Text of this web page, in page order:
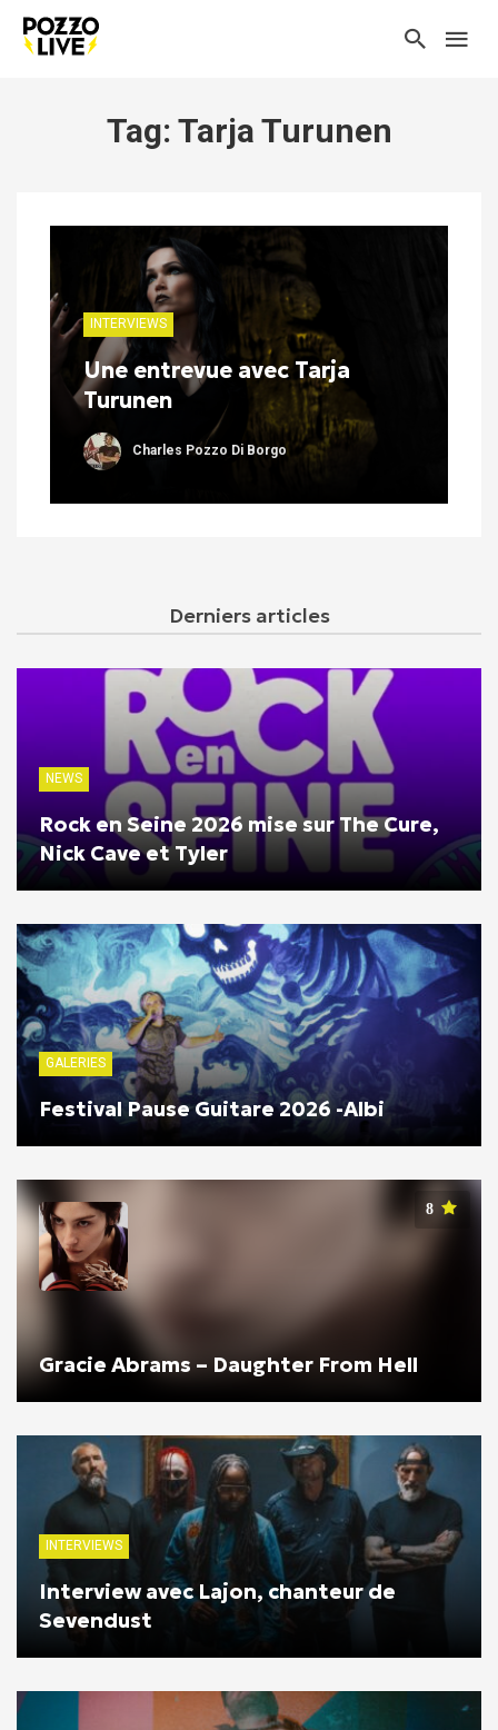
Tag: Tarja Turunen
INTERVIEWS
Une entrevue avec Tarja
Turunen
Charles Pozzo Di Borgo
Derniers articles
NEWS
Rock en Seine 2026 mise sur The Cure,
Nick Cave et Tyler
GALERIES
Festival Pause Guitare 2026 -Albi
8
Gracie Abrams – Daughter From Hell
INTERVIEWS
Interview avec Lajon, chanteur de
Sevendust